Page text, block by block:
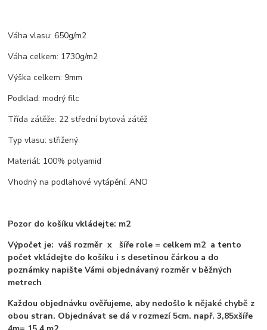
Váha vlasu: 650g/m2
Váha celkem: 1730g/m2
Výška celkem: 9mm
Podklad: modrý filc
Třída zátěže: 22 střední bytová zátěž
Typ vlasu: střižený
Materiál: 100% polyamid
Vhodný na podlahové vytápění: ANO
Pozor do košíku vkládejte: m2
Výpočet je: váš rozměr x šíře role = celkem m2 a tento
počet vkládejte do košíku i s desetinou čárkou a do
poznámky napište Vámi objednávaný rozměr v běžných
metrech
Každou objednávku ověřujeme, aby nedošlo k nějaké chybě z
obou stran. Objednávat se dá v rozmezí 5cm. např. 3,85xšíře